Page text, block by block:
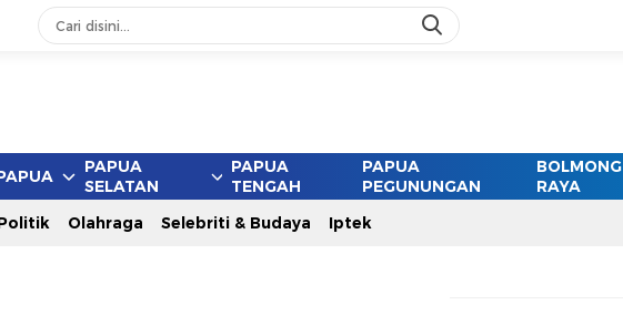
PAPUA
SELATAN
PAPUA
TENGAH
PAPUA
PEGUNUNGAN
BOLMONG
RAYA
Olahraga Selebriti & Budaya Iptek